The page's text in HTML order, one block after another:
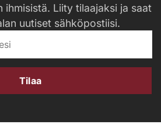
ihmisistä. Liity tilaajaksi ja saat
uutiset sähköpostiisi.
Tilaa